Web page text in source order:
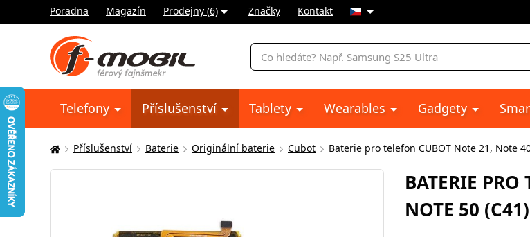
Poradna Magazín Prodejny (6) Značky Kontakt
Vyhledávání
Telefony Příslušenství Tablety Wearables Gadgety
Zde
se
Příslušenství Baterie Originální baterie Cubot Baterie pro telefon CUBOT Note 21, Note
BATERIE
NOTE 50